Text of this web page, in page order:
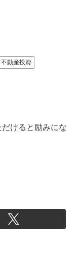
不動産投資
けると励みにな